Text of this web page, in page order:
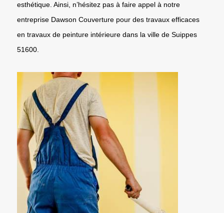
esthétique. Ainsi, n’hésitez pas à faire appel à notre
entreprise Dawson Couverture pour des travaux efficaces
en travaux de peinture intérieure dans la ville de Suippes
51600.